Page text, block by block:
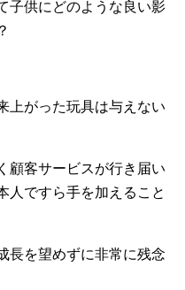
子供にどのような良い影
上がった玩具は与えない
顧客サービスが行き届い
人ですら手を加えること
長を望めずに非常に残念